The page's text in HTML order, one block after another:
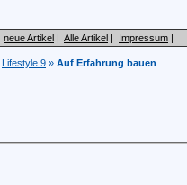
neue Artikel | Alle Artikel | Impressum |
Lifestyle 9 » Auf Erfahrung bauen